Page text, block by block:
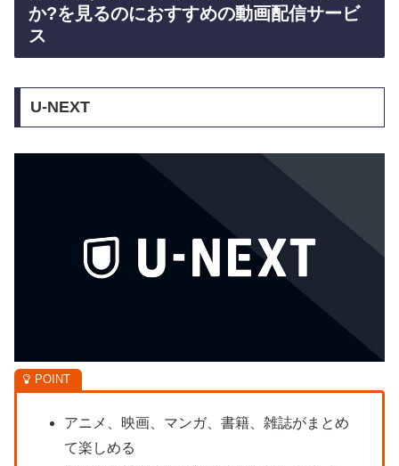
か?を見るのにおすすめの動画配信サービ
ス
U-NEXT
アニメ、映画、マンガ、書籍、雑誌がまとめ
て楽しめる